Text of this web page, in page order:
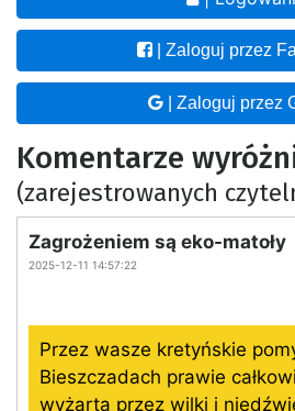
| Zaloguj przez
| Zaloguj przez
Komentarze
(zarejestrowanych
Zagrożeniem są eko-matoły
2025-12-11 14:57:22
Przez wasze kretyńskie
Bieszczadach prawie
wyżarta przez wilki i